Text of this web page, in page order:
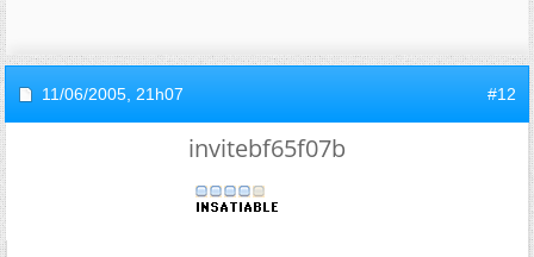
11/06/2005, 21h07 #12
invitebf65f07b